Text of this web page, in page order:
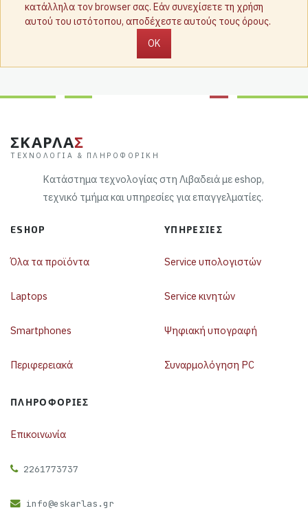
κατάλληλα τον browser σας. Εάν συνεχίσετε τη χρήση
αυτού του ιστότοπου, αποδέχεστε αυτούς τους όρους.
OK
ΣΚΑΡΛΑΣ
ΤΕΧΝΟΛΟΓΊΑ & ΠΛΗΡΟΦΟΡΙΚΉ
Κατάστημα τεχνολογίας στη Λιβαδειά με eshop,
τεχνικό τμήμα και υπηρεσίες για επαγγελματίες.
ESHOP
Όλα τα προϊόντα
Laptops
Smartphones
Περιφερειακά
ΥΠΗΡΕΣΊΕΣ
Service υπολογιστών
Service κινητών
Ψηφιακή υπογραφή
Συναρμολόγηση PC
ΠΛΗΡΟΦΟΡΊΕΣ
Επικοινωνία
2261773737
info@eskarlas.gr